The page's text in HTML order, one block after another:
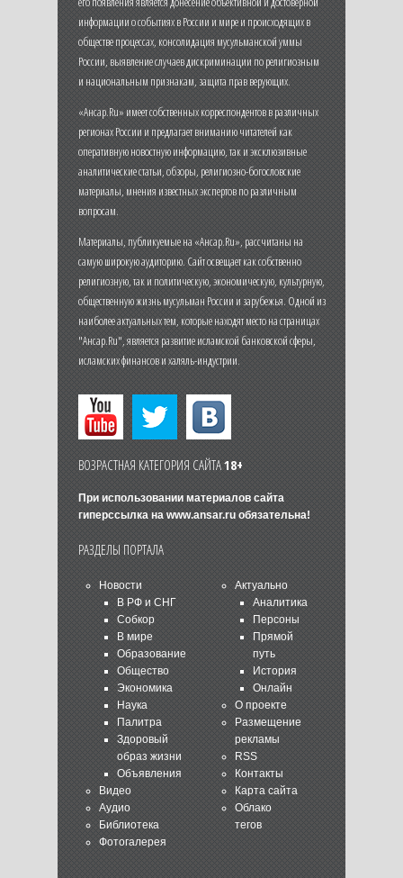
информации о событиях в России и мире и происходящих в
обществе процессах, консолидация мусульманской уммы
России, выявление случаев дискриминации по религиозным
и национальным признакам, защита прав верующих.
«Ансар.Ru» имеет собственных корреспондентов в различных
регионах России и предлагает вниманию читателей как
оперативную новостную информацию, так и эксклюзивные
аналитические статьи, обзоры, религиозно-богословские
материалы, мнения известных экспертов по различным
вопросам.
Материалы, публикуемые на «Ансар.Ru», рассчитаны на
самую широкую аудиторию. Сайт освещает как собственно
религиозную, так и политическую, экономическую, культурную,
общественную жизнь мусульман России и зарубежья. Одной из
наиболее актуальных тем, которые находят место на страницах
"Ансар.Ru", является развитие исламской банковской сферы,
исламских финансов и халяль-индустрии.
ВОЗРАСТНАЯ КАТЕГОРИЯ САЙТА18+
При использовании материалов сайта
гиперссылка на www.ansar.ruобязательна!
РАЗДЕЛЫ ПОРТАЛА
Новости
В РФ и СНГ
Собкор
В мире
Образование
Общество
Экономика
Наука
Палитра
Здоровый
образ жизни
Объявления
Видео
Аудио
Библиотека
Фотогалерея
Актуально
Аналитика
Персоны
Прямой
путь
История
Онлайн
О проекте
Размещение
рекламы
RSS
Контакты
Карта сайта
Облако
тегов